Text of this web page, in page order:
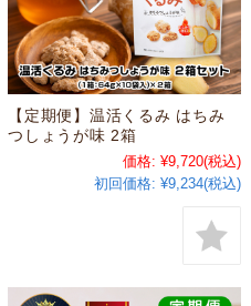
【定期便】温活くるみ はちみ
つしょうが味 2箱
価格: ¥9,720(税込)
初回価格: ¥9,234(税込)